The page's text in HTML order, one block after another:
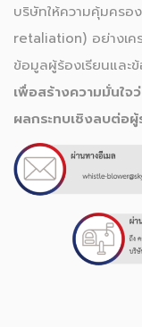
บริษัทให้ความคุ้มครอ
retaliation) อย่างเค
ข้อมูลผู้ร้องเรียนและ
เพื่อสร้างความมั่นใจ
ผลกระทบเชิงลบต่อ